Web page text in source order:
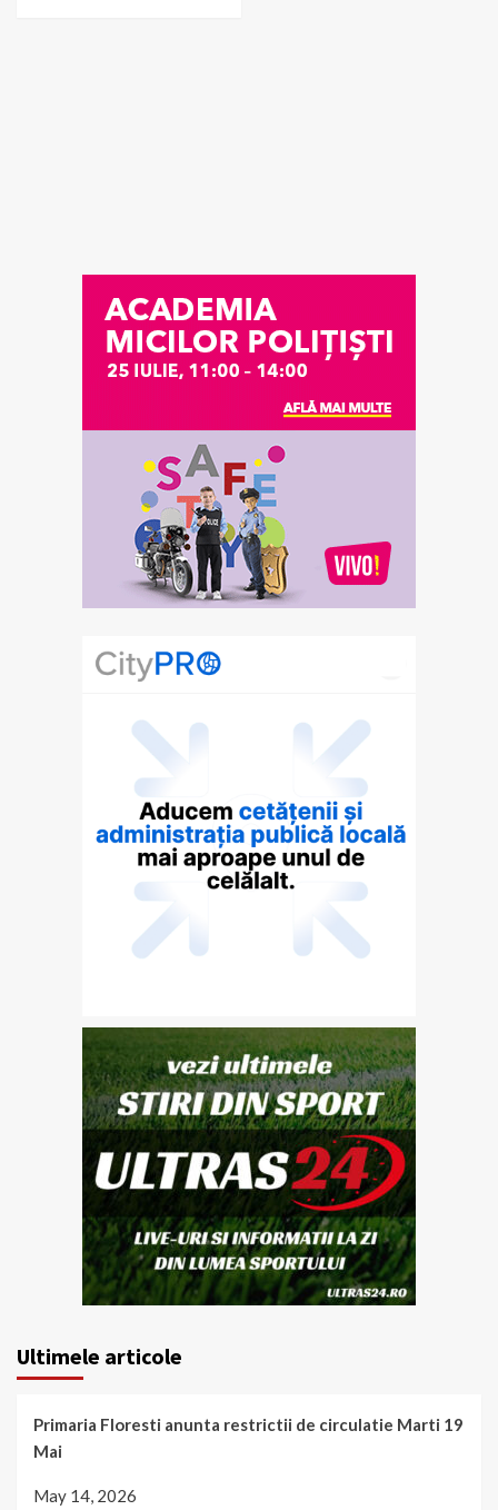
Ultimele articole
Primaria Floresti anunta restrictii de circulatie Marti 19
Mai
May 14, 2026